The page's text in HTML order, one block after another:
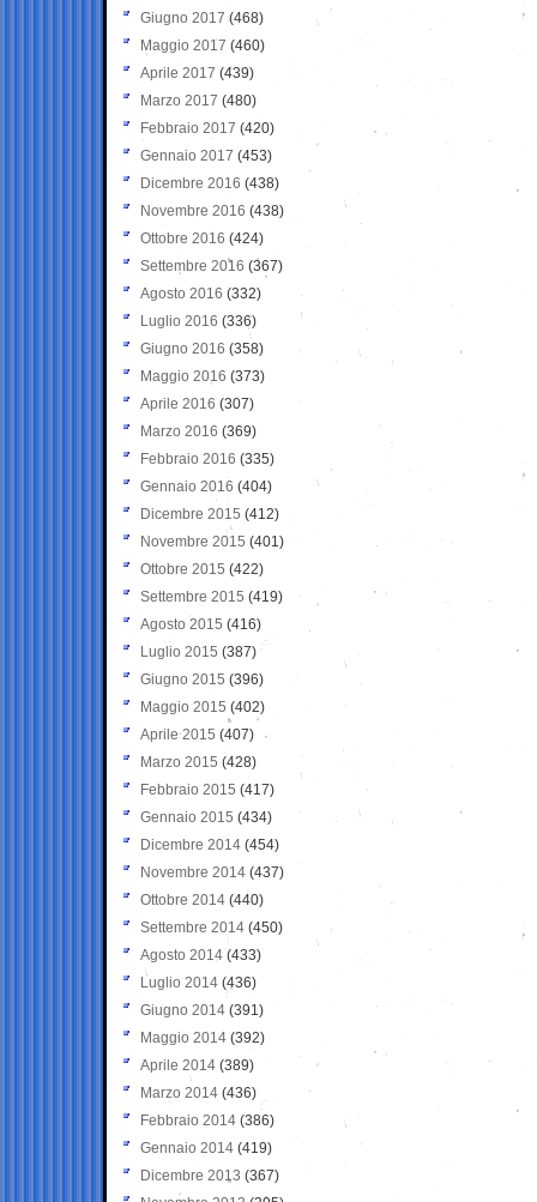
Giugno 2017 (468)
Maggio 2017 (460)
Aprile 2017 (439)
Marzo 2017 (480)
Febbraio 2017 (420)
Gennaio 2017 (453)
Dicembre 2016 (438)
Novembre 2016 (438)
Ottobre 2016 (424)
Settembre 2016 (367)
Agosto 2016 (332)
Luglio 2016 (336)
Giugno 2016 (358)
Maggio 2016 (373)
Aprile 2016 (307)
Marzo 2016 (369)
Febbraio 2016 (335)
Gennaio 2016 (404)
Dicembre 2015 (412)
Novembre 2015 (401)
Ottobre 2015 (422)
Settembre 2015 (419)
Agosto 2015 (416)
Luglio 2015 (387)
Giugno 2015 (396)
Maggio 2015 (402)
Aprile 2015 (407)
Marzo 2015 (428)
Febbraio 2015 (417)
Gennaio 2015 (434)
Dicembre 2014 (454)
Novembre 2014 (437)
Ottobre 2014 (440)
Settembre 2014 (450)
Agosto 2014 (433)
Luglio 2014 (436)
Giugno 2014 (391)
Maggio 2014 (392)
Aprile 2014 (389)
Marzo 2014 (436)
Febbraio 2014 (386)
Gennaio 2014 (419)
Dicembre 2013 (367)